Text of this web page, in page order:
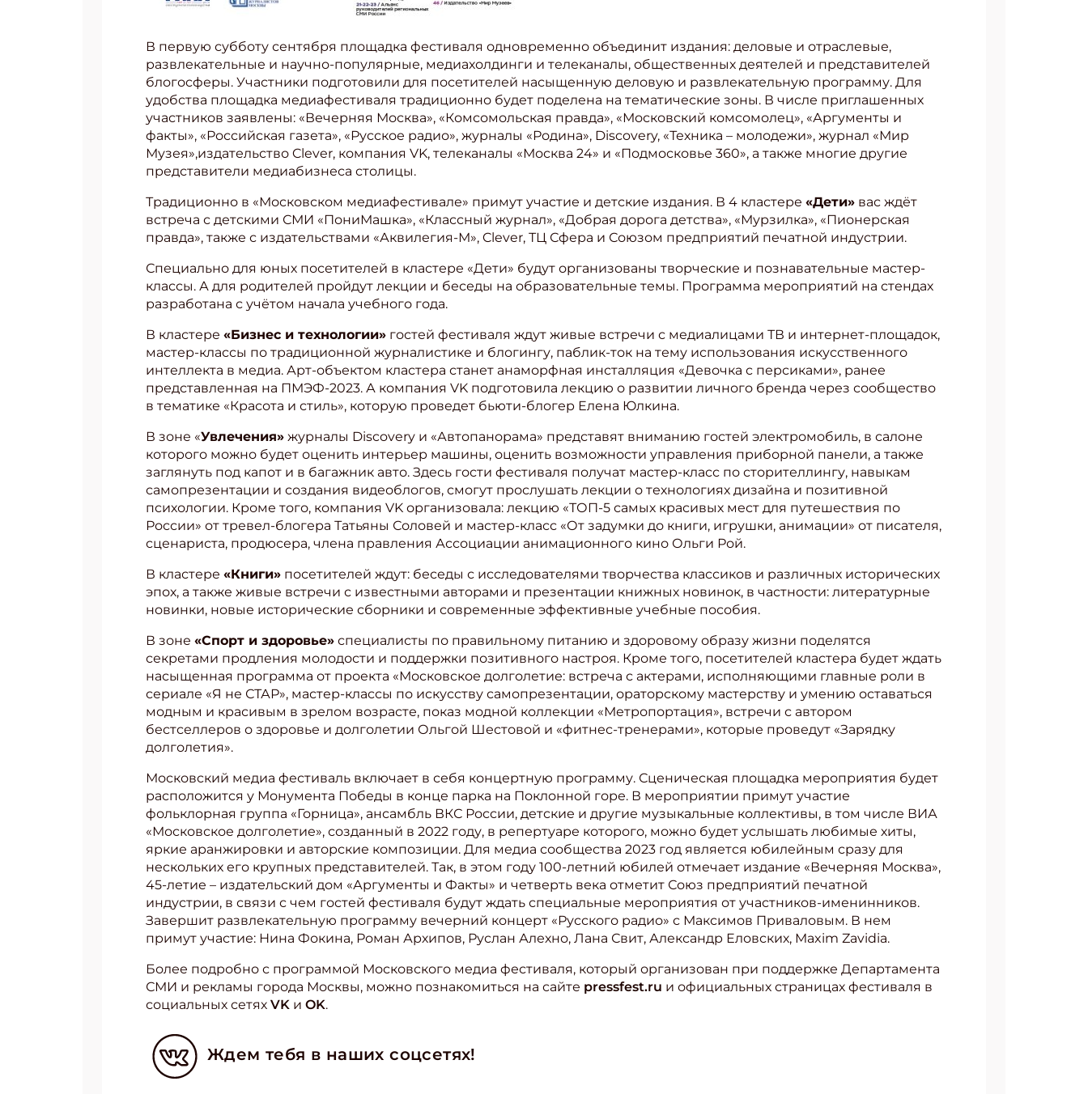
В первую субботу сентября площадка фестиваля одновременно объединит издания: деловые и отраслевые,
развлекательные и научно-популярные, медиахолдинги и телеканалы, общественных деятелей и представителей
блогосферы. Участники подготовили для посетителей насыщенную деловую и развлекательную программу. Для
удобства площадка медиафестиваля традиционно будет поделена на тематические зоны. В числе приглашенных
участников заявлены: «Вечерняя Москва», «Комсомольская правда», «Московский комсомолец», «Аргументы и
факты», «Российская газета», «Русское радио», журналы «Родина», Discovery, «Техника – молодежи», журнал «Мир
Музея»,издательство Clever, компания VK, телеканалы «Москва 24» и «Подмосковье 360», а также многие другие
представители медиабизнеса столицы.
Традиционно в «Московском медиафестивале» примут участие и детские издания. В 4 кластере «Дети» вас ждёт
встреча с детскими СМИ «ПониМашка», «Классный журнал», «Добрая дорога детства», «Мурзилка», «Пионерская
правда», также с издательствами «Аквилегия-М», Clever, ТЦ Сфера и Союзом предприятий печатной индустрии.
Специально для юных посетителей в кластере «Дети» будут организованы творческие и познавательные мастер-
классы. А для родителей пройдут лекции и беседы на образовательные темы. Программа мероприятий на стендах
разработана с учётом начала учебного года.
В кластере «Бизнес и технологии» гостей фестиваля ждут живые встречи с медиалицами ТВ и интернет-площадок,
мастер-классы по традиционной журналистике и блогингу, паблик-ток на тему использования искусственного
интеллекта в медиа. Арт-объектом кластера станет анаморфная инсталляция «Девочка с персиками», ранее
представленная на ПМЭФ-2023. А компания VK подготовила лекцию о развитии личного бренда через сообщество
в тематике «Красота и стиль», которую проведет бьюти-блогер Елена Юлкина.
В зоне «Увлечения» журналы Discovery и «Автопанорама» представят вниманию гостей электромобиль, в салоне
которого можно будет оценить интерьер машины, оценить возможности управления приборной панели, а также
заглянуть под капот и в багажник авто. Здесь гости фестиваля получат мастер-класс по сторителлингу, навыкам
самопрезентации и создания видеоблогов, смогут прослушать лекции о технологиях дизайна и позитивной
психологии. Кроме того, компания VK организовала: лекцию «ТОП-5 самых красивых мест для путешествия по
России» от тревел-блогера Татьяны Соловей и мастер-класс «От задумки до книги, игрушки, анимации» от писателя,
сценариста, продюсера, члена правления Ассоциации анимационного кино Ольги Рой.
В кластере «Книги» посетителей ждут: беседы с исследователями творчества классиков и различных исторических
эпох, а также живые встречи с известными авторами и презентации книжных новинок, в частности: литературные
новинки, новые исторические сборники и современные эффективные учебные пособия.
В зоне «Спорт и здоровье» специалисты по правильному питанию и здоровому образу жизни поделятся
секретами продления молодости и поддержки позитивного настроя. Кроме того, посетителей кластера будет ждать
насыщенная программа от проекта «Московское долголетие: встреча с актерами, исполняющими главные роли в
сериале «Я не СТАР», мастер-классы по искусству самопрезентации, ораторскому мастерству и умению оставаться
модным и красивым в зрелом возрасте, показ модной коллекции «Метропортация», встречи с автором
бестселлеров о здоровье и долголетии Ольгой Шестовой и «фитнес-тренерами», которые проведут «Зарядку
долголетия».
Московский медиа фестиваль включает в себя концертную программу. Сценическая площадка мероприятия будет
расположится у Монумента Победы в конце парка на Поклонной горе. В мероприятии примут участие
фольклорная группа «Горница», ансамбль ВКС России, детские и другие музыкальные коллективы, в том числе ВИА
«Московское долголетие», созданный в 2022 году, в репертуаре которого, можно будет услышать любимые хиты,
яркие аранжировки и авторские композиции. Для медиа сообщества 2023 год является юбилейным сразу для
нескольких его крупных представителей. Так, в этом году 100-летний юбилей отмечает издание «Вечерняя Москва»,
45-летие – издательский дом «Аргументы и Факты» и четверть века отметит Союз предприятий печатной
индустрии, в связи с чем гостей фестиваля будут ждать специальные мероприятия от участников-именинников.
Завершит развлекательную программу вечерний концерт «Русского радио» с Максимов Приваловым. В нем
примут участие: Нина Фокина, Роман Архипов, Руслан Алехно, Лана Свит, Александр Еловских, Maxim Zavidia.
Более подробно с программой Московского медиа фестиваля, который организован при поддержке Департамента
СМИ и рекламы города Москвы, можно познакомиться на сайте pressfest.ru и официальных страницах фестиваля в
социальных сетях VK и OK.
Ждем тебя в наших соцсетях!
Подпишись на рассылку
Получи электронный "Классный журнал" в подарок!
Укажите имя
Укажите Ваш Email
ПОДПИСАТЬСЯ